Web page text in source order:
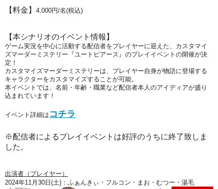
【料金】 4,000円/名(税込)
【本シナリオのイベント情報】
ゲーム実況を中心に活動する配信者をプレイヤーに迎えた、カスタマイ
ズマーダーミステリー『ユートピアース』のプレイイベントの開催が決
定！
カスタマイズマーダーミステリーは、プレイヤー自身が物語に登場する
キャラクターをカスタマイズすることが可能。
本イベントでは、名前・年齢・職業など配信者本人のアイディアが盛り
込まれています！
イベント詳細は コチラ
※配信者によるプレイイベントは好評のうちに終了致しま
した。
出演者（プレイヤー）
2024年11月30日(土)： ふぁんきぃ・フルコン・まお・むつー・湯毛